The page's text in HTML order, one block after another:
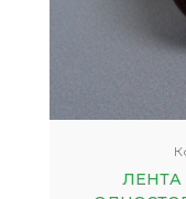
ЛЕНТА